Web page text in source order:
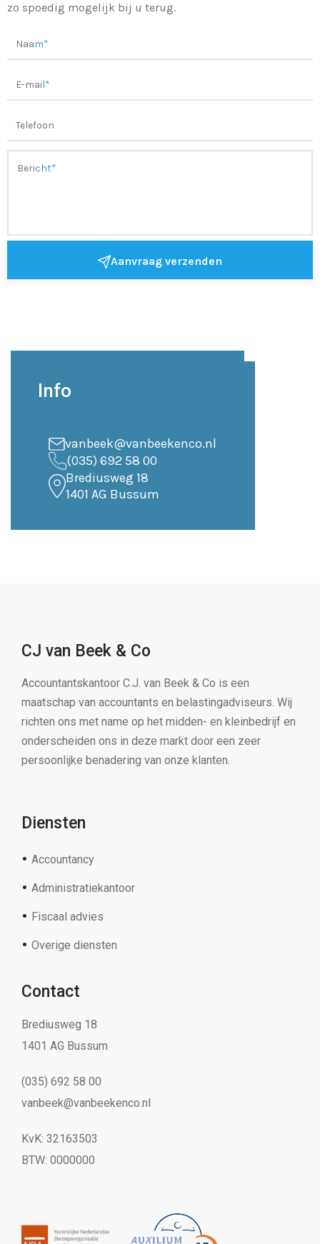
zo spoedig mogelijk bij u terug.
Aanvraag verzenden
Info
vanbeek@vanbeekenco.nl
(035) 692 58 00
Brediusweg 18
1401 AG Bussum
CJ van Beek & Co
Accountantskantoor C.J. van Beek & Co is een
maatschap van accountants en belastingadviseurs. Wij
richten ons met name op het midden- en kleinbedrijf en
onderscheiden ons in deze markt door een zeer
persoonlijke benadering van onze klanten.
Diensten
Accountancy
Administratiekantoor
Fiscaal advies
Overige diensten
Contact
Brediusweg 18
1401 AG Bussum
(035) 692 58 00
vanbeek@vanbeekenco.nl
KvK: 32163503
BTW: 0000000